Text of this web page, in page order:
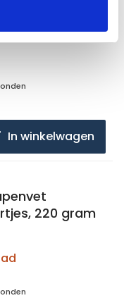
In winkelwagen
hartjes, 220 gram